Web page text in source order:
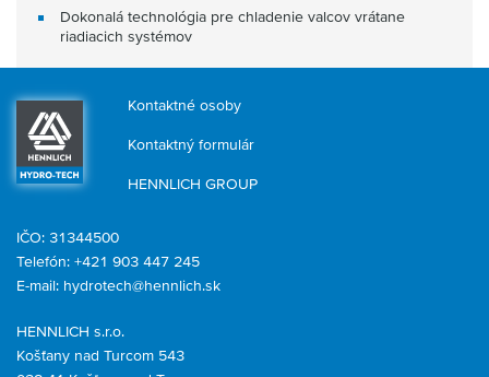
Dokonalá technológia pre chladenie valcov vrátane
riadiacich systémov
Kontaktné osoby
Kontaktný formulár
HENNLICH GROUP
HENNLICH s.r.o.
Košťany nad Turcom 543
IČO: 31344500
Telefón: +421 903 447 245
E-mail: hydrotech@hennlich.sk